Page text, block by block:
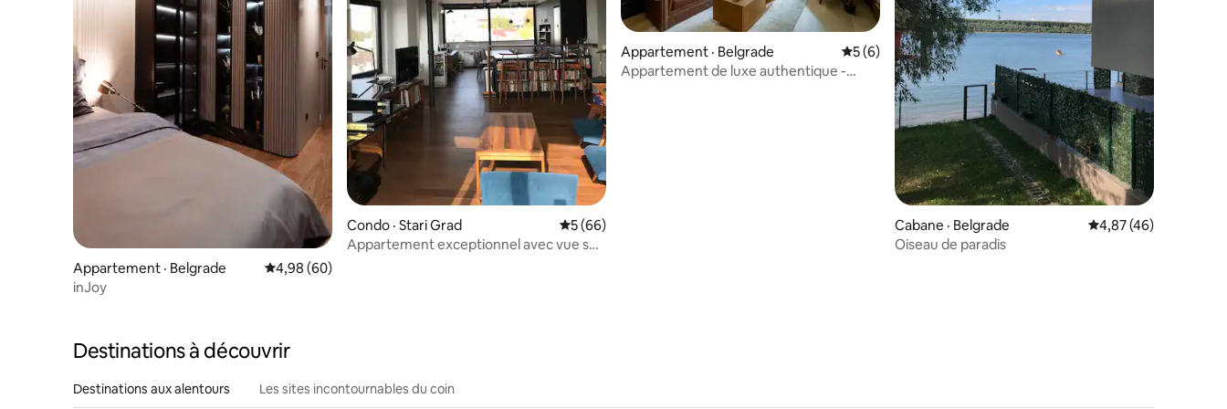
Appartement · Belgrade Note moyenne de 4,98 sur 5, 60 commentaires
4,98 (60)
inJoy
Condo · Stari Grad Note moyenne de 5 sur 5, 66 commentaires
5 (66)
Appartement exceptionnel avec vue sur
Appartement · Belgrade Note moyenne de 5 sur 5, 6 commentaires
5 (6)
Appartement de luxe authentique -
Cabane · Belgrade Note moyenne de
4,87 (46)
Oiseau de paradis
Destinations à découvrir
Destinations aux alentours Les sites incontournables du coin